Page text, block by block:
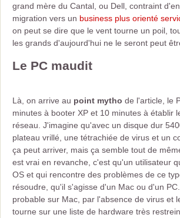
grand mère du Cantal, ou Dell, contraint
migration vers un business plus orienté
on peut se dire que le vent tourne un poil,
les grands d'aujourd'hui ne le seront peut
Le PC maudit
Là, on arrive au point mytho de l'article, le
minutes à booter XP et 10 minutes à établir
réseau. J'imagine qu'avec un disque dur
plateau vrillé, une tétrachiée de virus et un
ça peut arriver, mais ça semble tout de
est vrai en revanche, c'est qu'un utilisateur
OS et qui rencontre des problèmes de ce
résoudre, qu'il s'agisse d'un Mac ou d'un
probable sur Mac, par l'absence de virus et
tourne sur une liste de hardware très